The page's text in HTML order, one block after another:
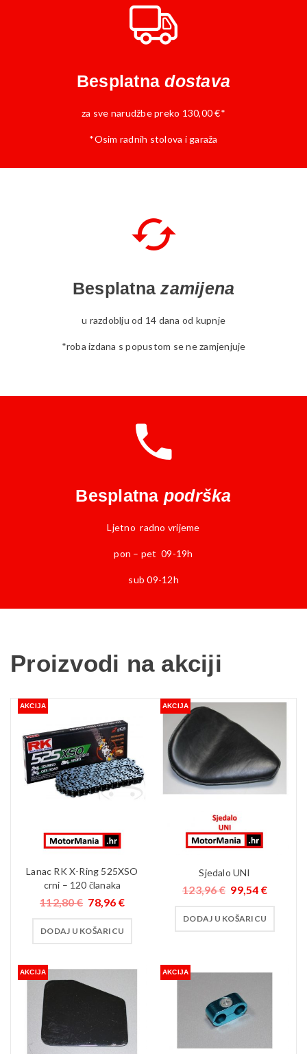
Besplatnadostava
za sve narudžbe preko 130,00 €*
*Osim radnih stolova i garaža
Besplatnazamijena
u razdoblju od 14 dana od kupnje
*roba izdana s popustom se ne zamjenjuje
Besplatna podrška
Ljetno radno vrijeme
pon – pet 09-19h
sub 09-12h
Proizvodi na akciji
AKCIJA
Lanac RK X-Ring 525XSO
crni – 120 članaka
112,80€ 78,96 €
DODAJ U KOŠARICU
AKCIJA
Sjedalo UNI
123,96€ 99,54 €
DODAJ U KOŠARICU
AKCIJA AKCIJA